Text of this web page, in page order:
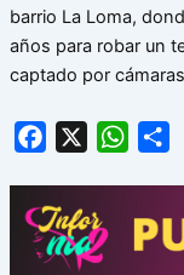
barrio La Loma,
años para robar un
captado por
Facebook